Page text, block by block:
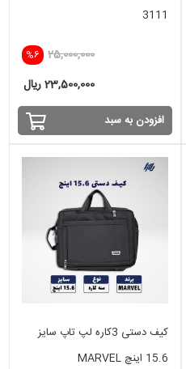
3111
%6 25,000,000
23,500,000 ریال
افزودن به سبد
کیف دستی 3کاره لپ تاپ سایز
15.6 اینچ MARVEL